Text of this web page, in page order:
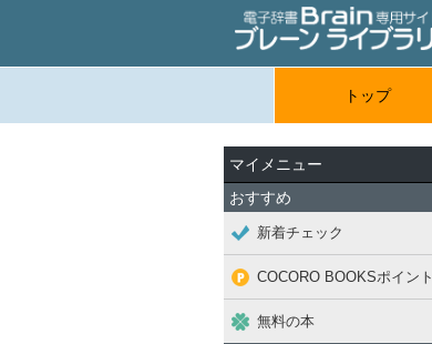
トップ
マイメニュー
おすすめ
新着チェック
COCORO BOOKSポイント
無料の本